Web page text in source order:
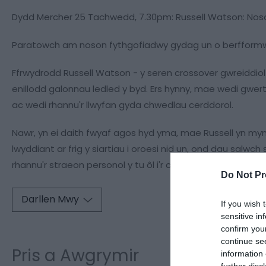
Do Not
If you wish
sensitive
confirm
continue
information
Dydd Mercher 25 Tachwedd, 7.30pm: Russell Watson:
Paratowch am noson fythgofiadwy gydag un o
Ffrwydrodd Russell Watson - y seren crossover
enillodd galonnau ledled y byd. Ers hynny, mae wedi
ac wedi rhannu'r llwyfan gyda chwedlau cerddorol.
Nawr, yn ei daith fwyaf agos hyd yma, mae Russell yn
lwyddiant ar frig y siartiau i oroesi nid un, ond dau
rhannu'r straeon personol y tu ôl i'r chwyddwydr.
Darllen Mwy
Pris a Awgrymir